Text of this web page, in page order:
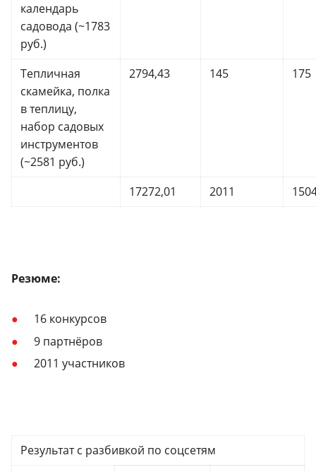
календарь
садовода (~1783
руб.)
Тепличная
скамейка, полка
в теплицу,
набор садовых
инструментов
(~2581 руб.)
2794,43 145 175
17272,01 2011
Резюме:
16 конкурсов
9 партнёров
2011 участников
Результат с разбивкой по соцсетям